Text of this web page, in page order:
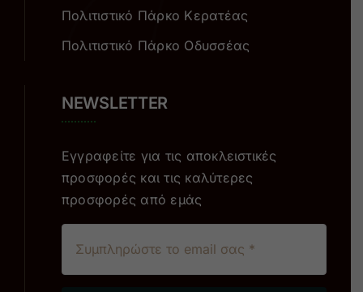
Πολιτιστικό Πάρκο Κερατέας
Πολιτιστικό Πάρκο Οδυσσέας
NEWSLETTER
Εγγραφείτε για τις αποκλειστικές
προσφορές και τις καλύτερες
προσφορές από εμάς